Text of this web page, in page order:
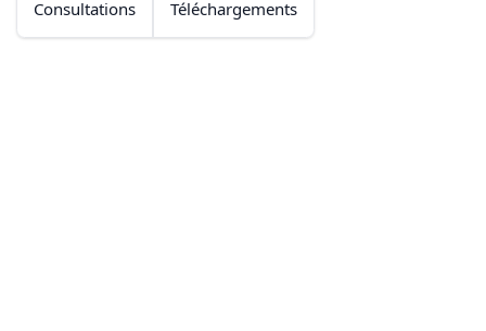
Consultations
Téléchargements